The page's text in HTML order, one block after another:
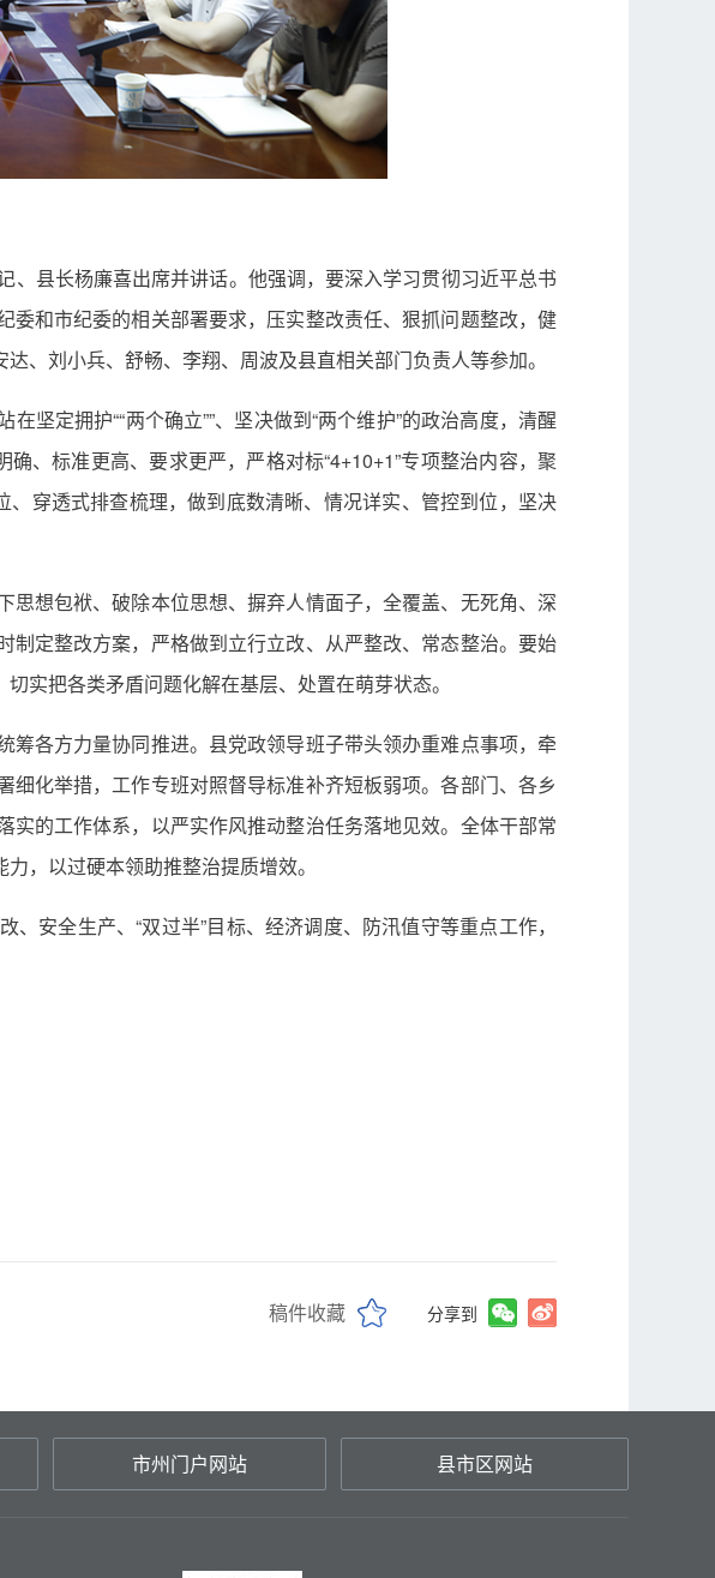
县长杨廉喜出席并讲话。他强调，要深入学习贯彻习近平总书
和市纪委的相关部署要求，压实整改责任、狠抓问题整改，健
、刘小兵、舒畅、李翔、周波及县直相关部门负责人等参加。
坚定拥护““两个确立””、坚决做到“两个维护”的政治高度，清醒
、标准更高、要求更严，严格对标“4+10+1”专项整治内容，聚
穿透式排查梳理，做到底数清晰、情况详实、管控到位，坚决
想包袱、破除本位思想、摒弃人情面子，全覆盖、无死角、深
定整改方案，严格做到立行立改、从严整改、常态整治。要始
实把各类矛盾问题化解在基层、处置在萌芽状态。
各方力量协同推进。县党政领导班子带头领办重难点事项，牵
化举措，工作专班对照督导标准补齐短板弱项。各部门、各乡
的工作体系，以严实作风推动整治任务落地见效。全体干部常
，以过硬本领助推整治提质增效。
安全生产、“双过半”目标、经济调度、防汛值守等重点工作，
稿件收藏 分享到
市州门户网站 县市区网站